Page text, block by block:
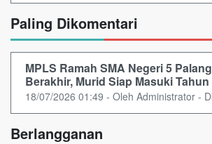
Paling Dikomentari
MPLS Ramah SMA Negeri 5
Berakhir, Murid Siap Masuki
18/07/2026 01:49 - Oleh Administrator -
Berlangganan